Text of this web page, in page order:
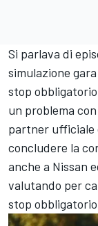
Si parlava di
simulazione
stop
un problema
partner ufficiale
concludere la
anche a Nissan
valutando per
stop